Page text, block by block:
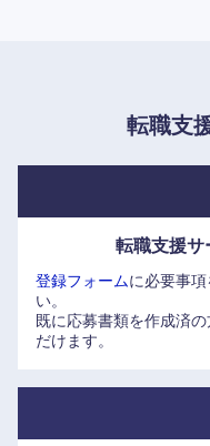
転職支
転職支援サ
登録フォームに必要事
い。
既に応募書類を作成済
だけます。